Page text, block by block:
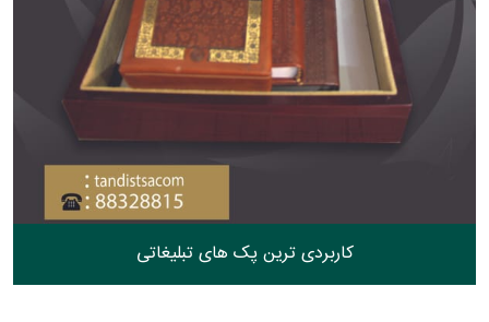
کاربردی ترین پک های تبلیغاتی